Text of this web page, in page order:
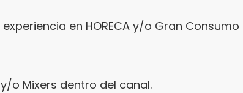
en HORECA y/o Gran
o Mixers dentro del canal.